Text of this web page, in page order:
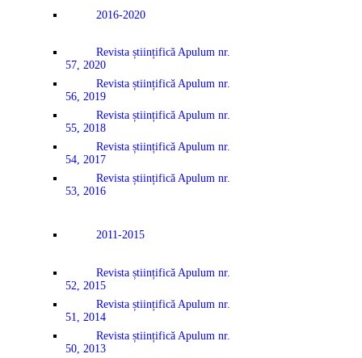
2016-2020
Revista științifică Apulum nr.
57, 2020
Revista științifică Apulum nr.
56, 2019
Revista științifică Apulum nr.
55, 2018
Revista științifică Apulum nr.
54, 2017
Revista științifică Apulum nr.
53, 2016
2011-2015
Revista științifică Apulum nr.
52, 2015
Revista științifică Apulum nr.
51, 2014
Revista științifică Apulum nr.
50, 2013